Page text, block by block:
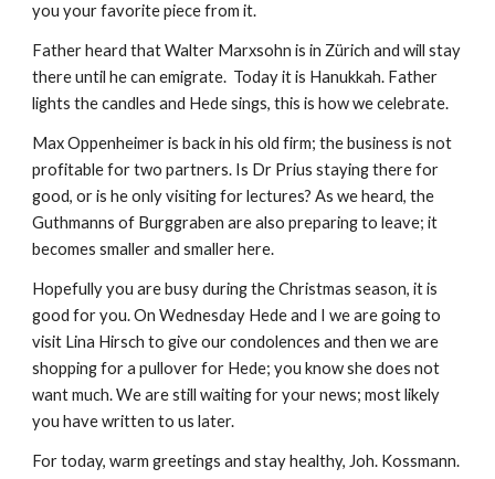
you your favorite piece from it.
Father heard that Walter Marxsohn is in Zürich and will stay
there until he can emigrate.  Today it is Hanukkah. Father
lights the candles and Hede sings, this is how we celebrate.
Max Oppenheimer is back in his old firm; the business is not
profitable for two partners. Is Dr Prius staying there for
good, or is he only visiting for lectures? As we heard, the
Guthmanns of Burggraben are also preparing to leave; it
becomes smaller and smaller here.
Hopefully you are busy during the Christmas season, it is
good for you. On Wednesday Hede and I we are going to
visit Lina Hirsch to give our condolences and then we are
shopping for a pullover for Hede; you know she does not
want much. We are still waiting for your news; most likely
you have written to us later.